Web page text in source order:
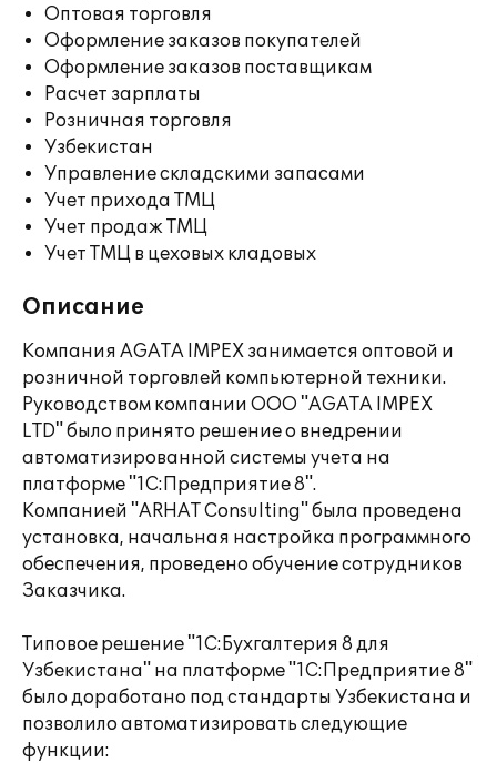
Оптовая торговля
Оформление заказов покупателей
Оформление заказов поставщикам
Расчет зарплаты
Розничная торговля
Узбекистан
Управление складскими запасами
Учет прихода ТМЦ
Учет продаж ТМЦ
Учет ТМЦ в цеховых кладовых
Описание
Компания AGATA IMPEX занимается оптовой и
розничной торговлей компьютерной техники.
Руководством компании ООО "AGATA IMPEX
LTD" было принято решение о внедрении
автоматизированной системы учета на
платформе "1С:Предприятие 8".
Компанией "ARHAT Consulting" была проведена
установка, начальная настройка программного
обеспечения, проведено обучение сотрудников
Заказчика.
Типовое решение "1С:Бухгалтерия 8 для
Узбекистана" на платформе "1С:Предприятие 8"
было доработано под стандарты Узбекистана и
позволило автоматизировать следующие
функции: